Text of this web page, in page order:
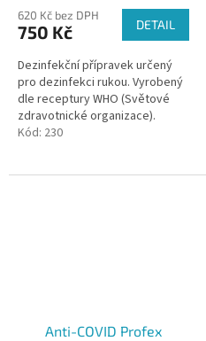
produktu
je
z
5
hvězdiček.
620 Kč bez DPH
750 Kč DETAIL
Dezinfekční přípravek určený
pro dezinfekci rukou. Vyrobený
dle receptury WHO (Světové
zdravotnické organizace).
Kód: 230
Anti-COVID Profex